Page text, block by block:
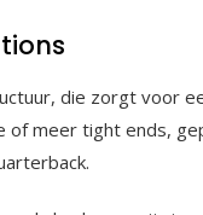
die zorgt voor
meer tight ends,